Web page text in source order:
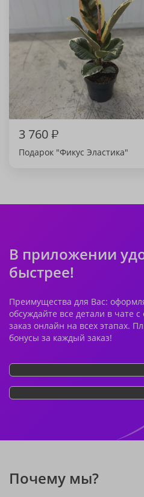
3 760₽
Подарок "Фикус Эластика"
В приложении
быстрее!
Преимущества для Вас:
обсуждайте все детали в чате
заказ онлайн на всех этапах.
бонусы за каждый заказ!
Почему мы?